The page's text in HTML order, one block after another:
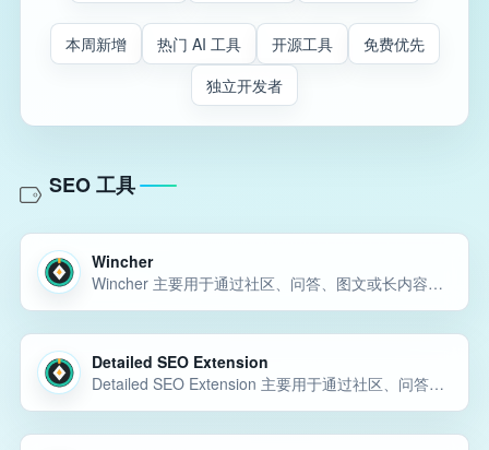
本周新增 热门 AI 工具 开源工具
免费优先
独立开发者
SEO 工具
Wincher
Wincher 主要用于通过社区、问答、图文或长内容渠道获取自然曝光和早期用户反馈。Wincher 主要用于通过社区、问答、图文或长内容渠道获取自然曝光和早期用户反馈。Wincher 主要用于通过社区、问答、图文或长内容渠… 选择前重点看价格、上手门槛、风险和替代方案。
Detailed SEO Extension
Detailed SEO Extension 主要用于通过社区、问答、图文或长内容渠道获取自然曝光和早期用户反馈。Detailed SEO Extension 主要用于通过社区、问答、图文或长内容渠道获取自然曝光和早期用户反馈。Detailed SEO… 选择前重点看价格、上手门槛、风险和替代方案。